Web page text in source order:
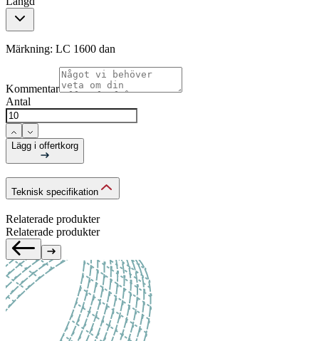
Märkning: LC 1600 dan
Kommentar
Antal
Lägg i offertkorg
Teknisk specifikation
Relaterade produkter
Relaterade produkter